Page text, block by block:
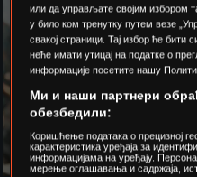
BITKA ZA LOS
ANĐELES
PETAK 22:00
или да управљате својим избором
у било ком тренутку путем везе
свакој страници. Тај избор ће
неће имати утицај на податке о
информације посетите нашу
Ми и наши партнери
обезбедили:
Коришћење података о прецизној
карактеристика уређаја за
информацијама на уређају.
мерење оглашавања и садржаја,